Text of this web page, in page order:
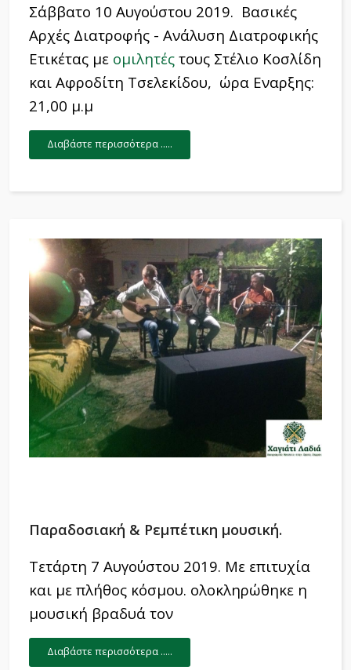
Σάββατο 10 Αυγούστου 2019. Βασικές
Αρχές Διατροφής - Ανάλυση Διατροφικής
Ετικέτας με ομιλητές τους Στέλιο Κοσλίδη
και Αφροδίτη Τσελεκίδου, ώρα Εναρξης:
21,00 μ.μ
Διαβάστε περισσότερα .....
Παραδοσιακή & Ρεμπέτικη μουσική.
Τετάρτη 7 Αυγούστου 2019. Με επιτυχία
και με πλήθος κόσμου. ολοκληρώθηκε η
μουσική βραδυά τον
Διαβάστε περισσότερα .....